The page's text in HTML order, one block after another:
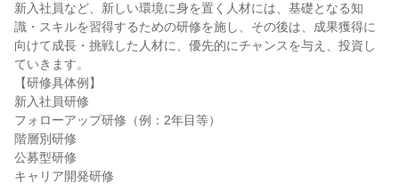
新入社員など、新しい環境に身を置く人材には、基礎となる知
識・スキルを習得するための研修を施し、その後は、成果獲得に
向けて成長・挑戦した人材に、優先的にチャンスを与え、投資し
ていきます。
【研修具体例】
新入社員研修
フォローアップ研修（例：2年目等）
階層別研修
公募型研修
キャリア開発研修